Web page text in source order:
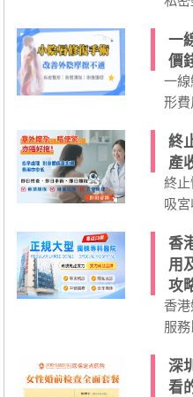
一
價
一
形費
終
產
終止
吸
香
用
攻
香港
服
深
看